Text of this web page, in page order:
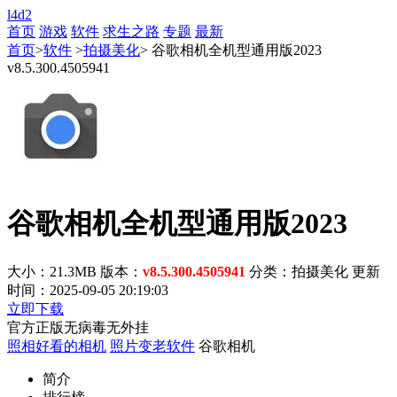
l4d2
首页 游戏 软件 求生之路 专题 最新
首页>软件 >拍摄美化> 谷歌相机全机型通用版2023
v8.5.300.4505941
谷歌相机全机型通用版2023
大小：21.3MB 版本： v8.5.300.4505941 分类：拍摄美化 更新
时间：2025-09-05 20:19:03
立即下载
官方正版无病毒无外挂
照相好看的相机 照片变老软件 谷歌相机
简介